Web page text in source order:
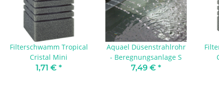
Filterschwamm Tropical
Cristal Mini
1,71 € *
Aquael Düsenstrahlrohr
- Beregnungsanlage S
7,49 € *